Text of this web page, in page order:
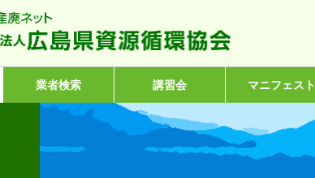
業者検索 講習会 マニフェスト